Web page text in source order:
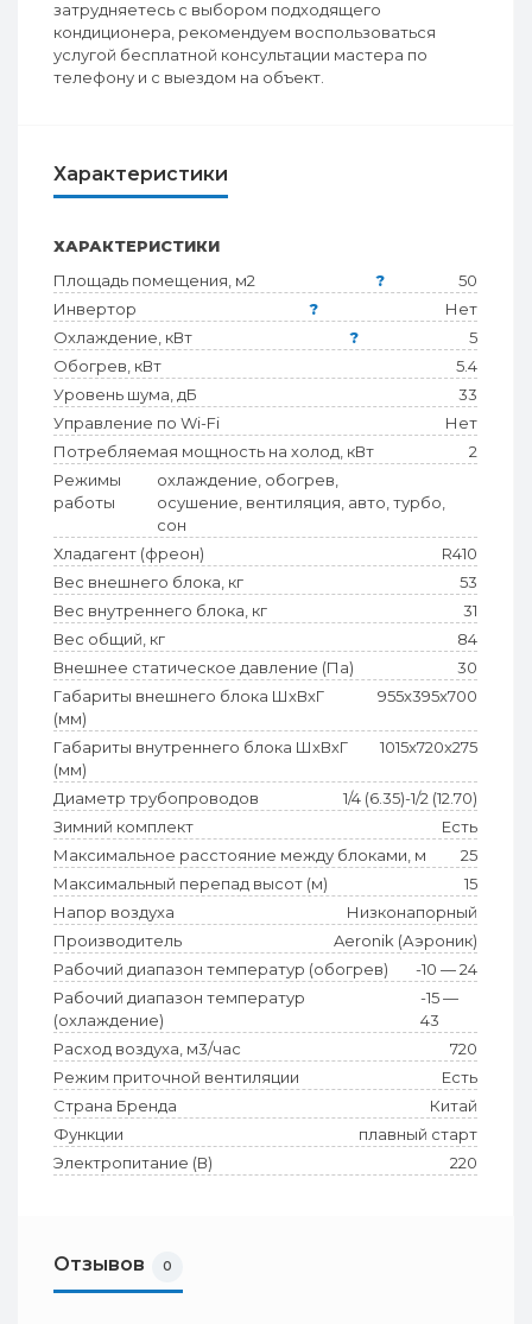
затрудняетесь с выбором подходящего
кондиционера, рекомендуем воспользоваться
услугой бесплатной консультации мастера по
телефону и с выездом на объект.
Характеристики
ХАРАКТЕРИСТИКИ
Площадь помещения, м2
?
50
Инвертор
?
Нет
Охлаждение, кВт
?
5
Обогрев, кВт
5.4
Уровень шума, дБ
33
Управление по Wi-Fi
Нет
Потребляемая мощность на холод, кВт
2
Режимы
работы
охлаждение, обогрев,
осушение, вентиляция, авто, турбо,
сон
Хладагент (фреон)
R410
Вес внешнего блока, кг
53
Вес внутреннего блока, кг
31
Вес общий, кг
84
Внешнее статическое давление (Па)
30
Габариты внешнего блока ШхВхГ
(мм)
955x395x700
Габариты внутреннего блока ШхВхГ
(мм)
1015x720x275
Диаметр трубопроводов
1/4 (6.35)-1/2 (12.70)
Зимний комплект
Есть
Максимальное расстояние между блоками, м
25
Максимальный перепад высот (м)
15
Напор воздуха
Низконапорный
Производитель
Aeronik (Аэроник)
Рабочий диапазон температур (обогрев)
-10 — 24
Рабочий диапазон температур
(охлаждение)
-15 —
43
Расход воздуха, м3/час
720
Режим приточной вентиляции
Есть
Страна Бренда
Китай
Функции
плавный старт
Электропитание (В)
220
Отзывов 0